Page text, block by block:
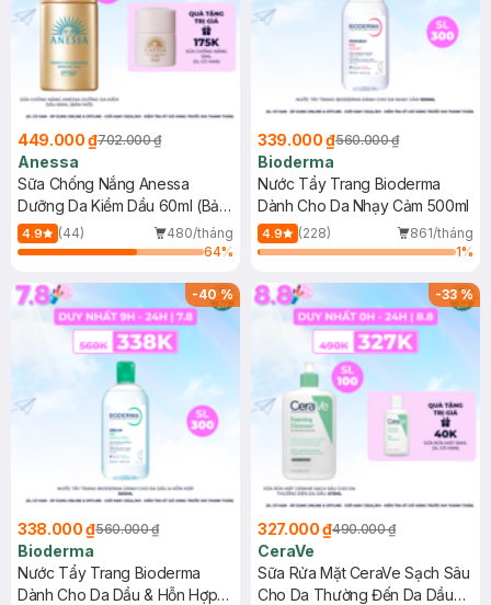
449.000 ₫702.000 ₫
Anessa
Sữa Chống Nắng Anessa
Dưỡng Da Kiềm Dầu 60ml (Bản
Mới)
4.9 (44)
480/tháng
64%
339.000 ₫560.000 ₫
Bioderma
Nước Tẩy Trang Bioderma
Dành Cho Da Nhạy Cảm 500ml
4.9 (228)
861/tháng
1%
-40%
338.000 ₫560.000 ₫
Bioderma
Nước Tẩy Trang Bioderma
Dành Cho Da Dầu & Hỗn Hợp
-33%
327.000 ₫490.000 ₫
CeraVe
Sữa Rửa Mặt CeraVe Sạch Sâu
Cho Da Thường Đến Da Dầu